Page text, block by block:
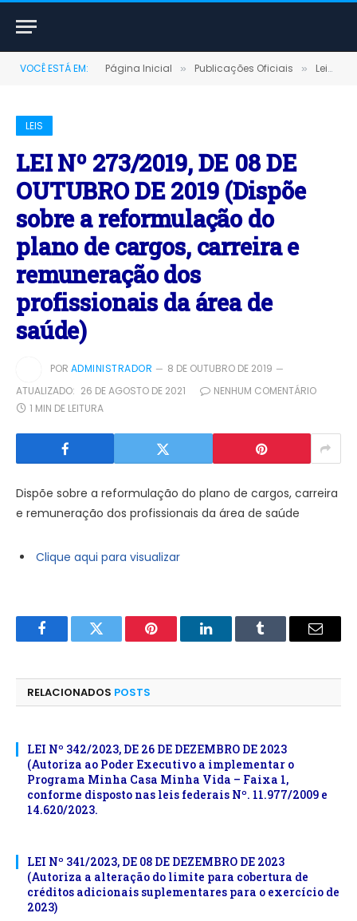
VOCÊ ESTÁ EM: Página Inicial » Publicações Oficiais » Leis
LEIS
LEI Nº 273/2019, DE 08 DE
OUTUBRO DE 2019 (Dispõe
sobre a reformulação do
plano de cargos, carreira e
remuneração dos
profissionais da área de
saúde)
POR ADMINISTRADOR
8 DE OUTUBRO DE 2019
ATUALIZADO: 26 DE AGOSTO DE 2021
NENHUM COMENTÁRIO
1 MIN DE LEITURA
Dispõe sobre a reformulação do plano de cargos, carreira
e remuneração dos profissionais da área de saúde
Clique aqui para visualizar
FacebookTwitter Pinterest LinkedInTumblr
E-
RELACIONADOS POSTS
LEI Nº 342/2023, DE 26 DE DEZEMBRO DE 2023
(Autoriza ao Poder Executivo a implementar o
Programa Minha Casa Minha Vida – Faixa 1,
conforme disposto nas leis federais Nº. 11.977/2009 e
14.620/2023.
LEI Nº 341/2023, DE 08 DE DEZEMBRO DE 2023
(Autoriza a alteração do limite para cobertura de
créditos adicionais suplementares para o exercício de
2023)